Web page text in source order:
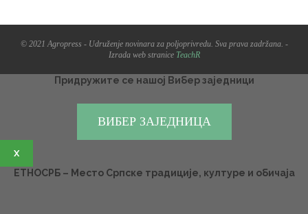
© 2021 Agropress - Udruženje novinara za poljoprivredu. Sva prava zadržana. -
Izrada web stranice TeachR
Придружите се нашој Вибер заједници
ВИБЕР ЗАЈЕДНИЦА
X
ЕТНОСРБ – Место Српске традиције, културе и обичаја